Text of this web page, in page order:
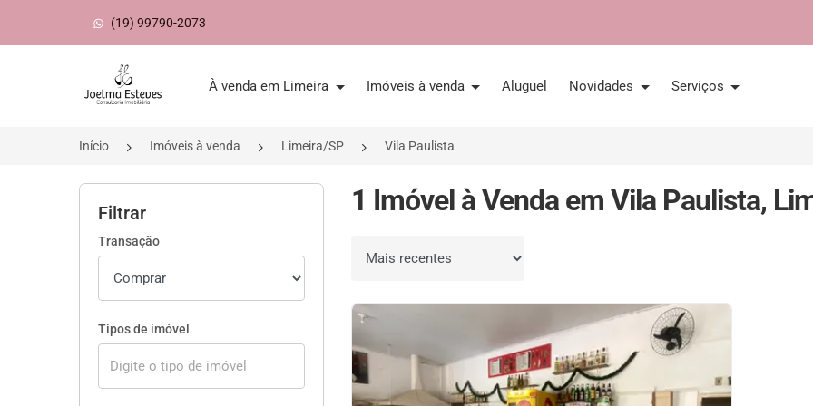
(19) 99790-2073
Página inicial
À venda em Limeira Imóveis à venda Aluguel Novidades Serviços
Início Imóveis à venda Limeira/SP Vila Paulista
Filtrar
Transação
Tipos de imóvel
1 Imóvel à Venda em Vila Paulista,
Ordenar por